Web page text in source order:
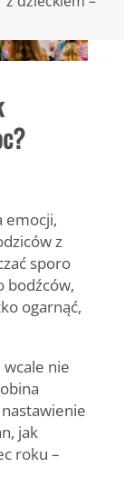
emocji,
z
sporo
bodźców,
ogarnąć,
nie
jak
roku –